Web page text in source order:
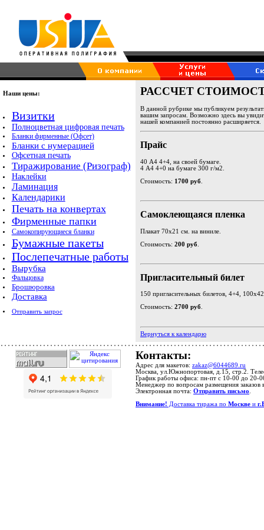
Наши цены:
Визитки
Полноцветная цифровая печать
Бланки фирменные (Офсет)
Бланки с нумерацией
Офсетная печать
Тиражирование (Ризограф)
Наклейки
Ламинация
Календарики
Печать на конвертах
Фирменные папки
Самокопирующиеся бланки
Бумажные пакеты
Послепечатные работы
Вырубка
Фальцовка
Брошюровка
Доставка
Отправить запрос
РАССЧЕТ
В данной рубрике мы публикуем
вашим запросам. Возможно здесь вы
нашей компанией постоянно расширяется.
Прайс
40 А4 4+4, на своей бумаге.
4 А4 4+0 на бумаге 300 г/м2.
Стоимость: 1700 руб
Самоклеющаяся пленка
Плакат 70х21 см. на виниле.
Стоимость: 200 руб
Пригласительный билет
150 пригласительных билетов, 4+4,
Стоимость: 2700 руб.
Вернуться к календарю
Контакты:
Адрес для макетов: zakaz@6044689.ru
Москва, ул.Южнопортовая, д.15, стр.2.
График работы офиса: пн-пт с 10-00 до 20-
Менеджер по вопросам размещения
Электронная почта: Отправить письмо
Внимание! Доставка тиража по Москве и